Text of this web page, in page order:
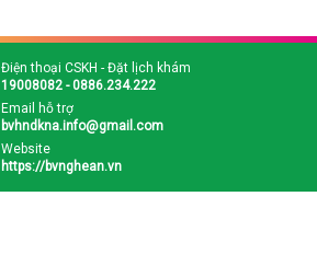
Điện thoại CSKH - Đặt lịch khám
19008082 - 0886.234.222
Email hỗ trợ
bvhndkna.info@gmail.com
Website
https://bvnghean.vn